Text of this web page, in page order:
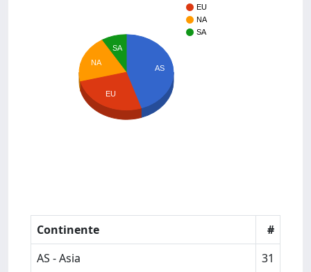
EU
NA
SA
AS
SA
NA
EU
Continente
#
AS - Asia
31